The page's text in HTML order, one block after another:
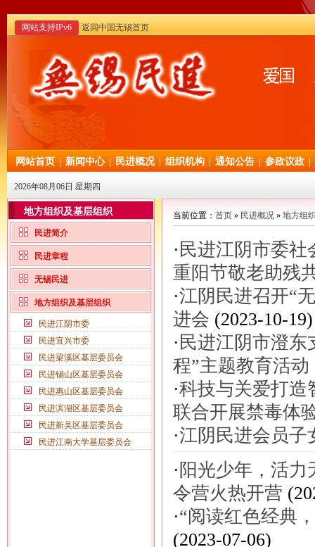
网站支持IPv6 ·返回中国无锡首页
网站首页 新闻中心 民进概况 组织机构 通知公告 参政议政
2026年08月06日 星期四
地方组织及基层组织
民进简介
民进章程
无锡民进
地方组织及基层组织
民进江阴市委
民进宜兴市委
民进梁溪区基层委员会
民进锡山区基层委员会
民进惠山区基层委员会
民进滨湖区基层委员会
民进新吴区基层委员会
民进江南大学基层委员会
当前位置： 首页 » 民进概况 » 地方组
· 民进江阴市委
重阳节敬老助残
·江阴民进召开“
进会 (2023-10-19)
· 民进江阴市澄
程”主题教育活动
·科技与关爱打
联合开展禁毒体
·江阴民进会员子
· 阳光少年，活
令营火热开营
·“阅读红色经典
(2023-07-06)